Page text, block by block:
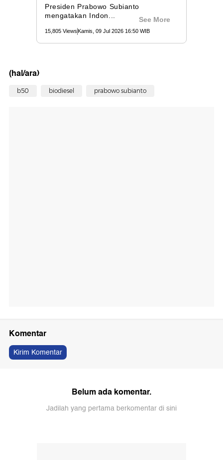
(hal/ara)
b50 biodiesel prabowo subianto
Komentar
Kirim Komentar
Belum ada komentar.
Jadilah yang pertama berkomentar di sini